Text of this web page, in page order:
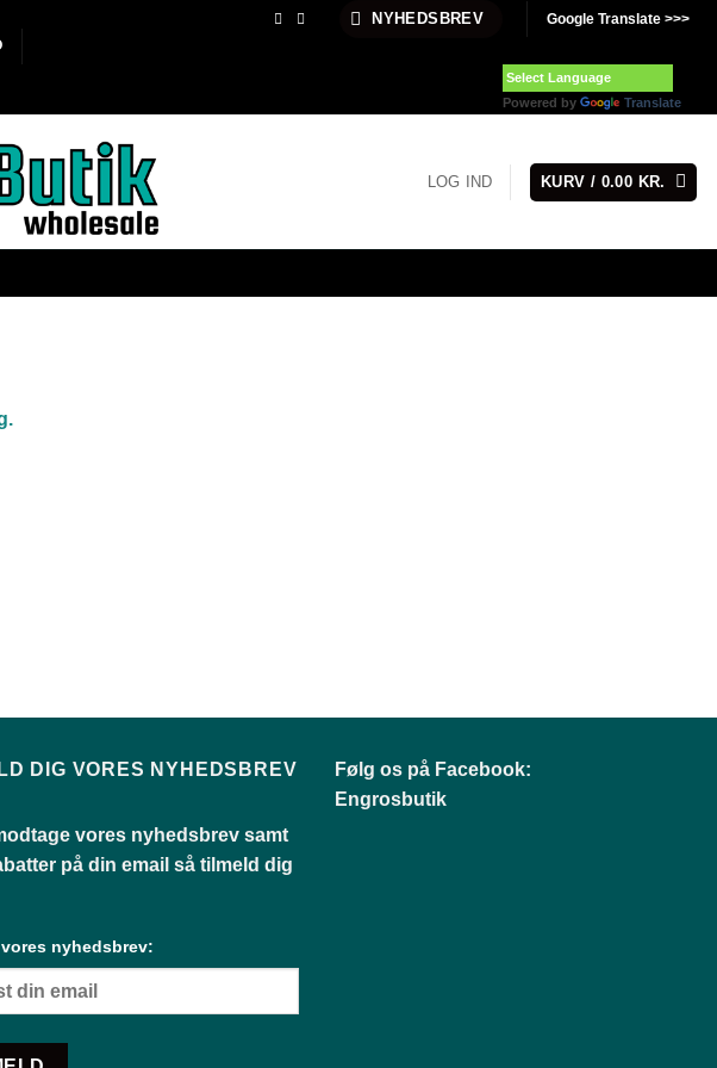
NYHEDSBREV Google Translate >>>
Powered by Translate
LOG IND KURV / 0.00 KR.
DIG VORES NYHEDSBREV
vores nyhedsbrev samt
på din email så tilmeld dig
nyhedsbrev:
Følg os på Facebook:
Engrosbutik